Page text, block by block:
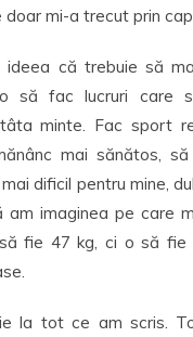
doar mi-a trecut prin
că trebuie să
să fac lucruri care
minte. Fac sport
mai sănătos,
dificil pentru mine,
am imaginea pe care
fie 47 kg, ci o să fie
la tot ce am scris.